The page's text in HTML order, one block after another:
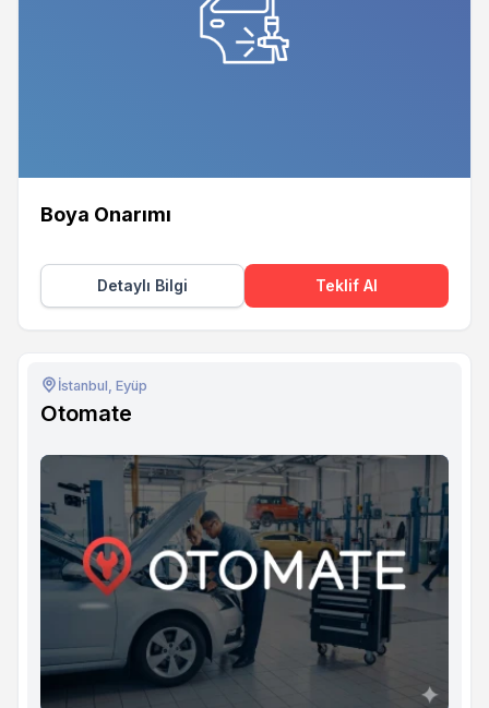
Boya Onarımı
Detaylı Bilgi Teklif Al
İstanbul, Eyüp
Otomate